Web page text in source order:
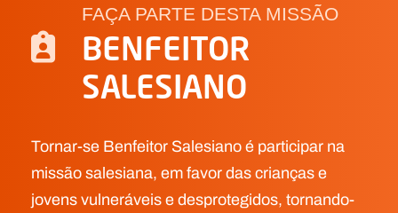
FAÇA PARTE DESTA MISSÃO
BENFEITOR
SALESIANO
Tornar-se Benfeitor Salesiano é participar na
missão salesiana, em favor das crianças e
jovens vulneráveis e desprotegidos, tornando-